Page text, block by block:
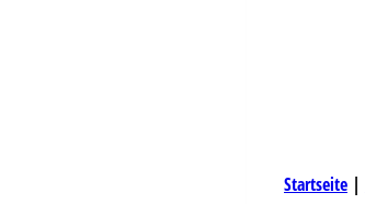
Startseite |